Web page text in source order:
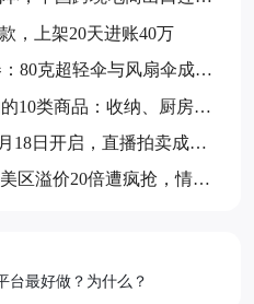
，上架20天进账40万
80克超轻伞与风扇伞成全
10类商品：收纳、厨房消
家布局重点
18日开启，直播拍卖成最
区溢价20倍遭疯抢，情绪
台最好做？为什么？